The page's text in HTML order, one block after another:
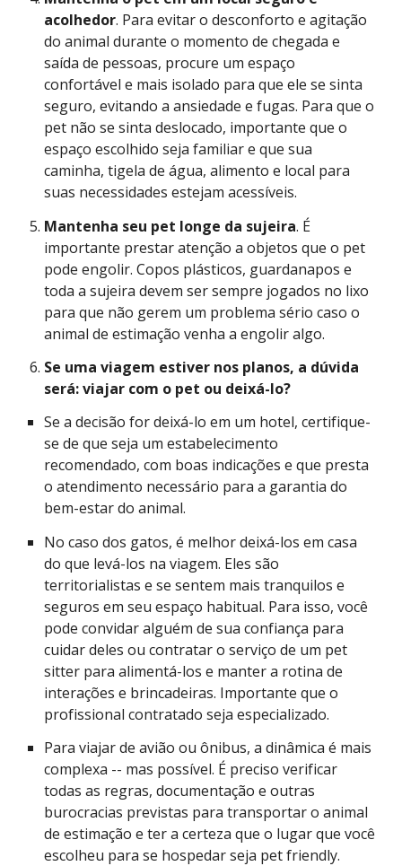
acolhedor. Para evitar o desconforto e agitação
do animal durante o momento de chegada e
saída de pessoas, procure um espaço
confortável e mais isolado para que ele se sinta
seguro, evitando a ansiedade e fugas. Para que o
pet não se sinta deslocado, importante que o
espaço escolhido seja familiar e que sua
caminha, tigela de água, alimento e local para
suas necessidades estejam acessíveis.
Mantenha seu pet longe da sujeira. É
importante prestar atenção a objetos que o pet
pode engolir. Copos plásticos, guardanapos e
toda a sujeira devem ser sempre jogados no lixo
para que não gerem um problema sério caso o
animal de estimação venha a engolir algo.
Se uma viagem estiver nos planos, a dúvida
será: viajar com o pet ou deixá-lo?
Se a decisão for deixá-lo em um hotel, certifique-
se de que seja um estabelecimento
recomendado, com boas indicações e que presta
o atendimento necessário para a garantia do
bem-estar do animal.
No caso dos gatos, é melhor deixá-los em casa
do que levá-los na viagem. Eles são
territorialistas e se sentem mais tranquilos e
seguros em seu espaço habitual. Para isso, você
pode convidar alguém de sua confiança para
cuidar deles ou contratar o serviço de um pet
sitter para alimentá-los e manter a rotina de
interações e brincadeiras. Importante que o
profissional contratado seja especializado.
Para viajar de avião ou ônibus, a dinâmica é mais
complexa -- mas possível. É preciso verificar
todas as regras, documentação e outras
burocracias previstas para transportar o animal
de estimação e ter a certeza que o lugar que você
escolheu para se hospedar seja pet friendly.